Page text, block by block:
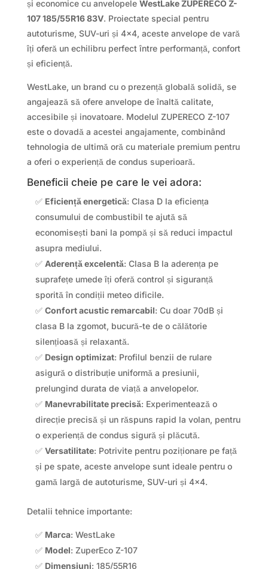
și economice cu anvelopele WestLake ZUPERECO Z-
107 185/55R16 83V. Proiectate special pentru
autoturisme, SUV-uri și 4×4, aceste anvelope de vară
îți oferă un echilibru perfect între performanță, confort
și eficiență.
WestLake, un brand cu o prezență globală solidă, se
angajează să ofere anvelope de înaltă calitate,
accesibile și inovatoare. Modelul ZUPERECO Z-107
este o dovadă a acestei angajamente, combinând
tehnologia de ultimă oră cu materiale premium pentru
a oferi o experiență de condus superioară.
Beneficii cheie pe care le vei adora:
✅ Eficiență energetică: Clasa D la eficiența
consumului de combustibil te ajută să
economisești bani la pompă și să reduci impactul
asupra mediului.
✅ Aderență excelentă: Clasa B la aderența pe
suprafețe umede îți oferă control și siguranță
sporită în condiții meteo dificile.
✅ Confort acustic remarcabil: Cu doar 70dB și
clasa B la zgomot, bucură-te de o călătorie
silențioasă și relaxantă.
✅ Design optimizat: Profilul benzii de rulare
asigură o distribuție uniformă a presiunii,
prelungind durata de viață a anvelopelor.
✅ Manevrabilitate precisă: Experimentează o
direcție precisă și un răspuns rapid la volan, pentru
o experiență de condus sigură și plăcută.
✅ Versatilitate: Potrivite pentru poziționare pe față
și pe spate, aceste anvelope sunt ideale pentru o
gamă largă de autoturisme, SUV-uri și 4×4.
Detalii tehnice importante:
✅ Marca: WestLake
✅ Model: ZuperEco Z-107
✅ Dimensiuni: 185/55R16